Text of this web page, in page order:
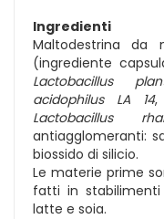
Ingredienti
Maltodestrina da
(ingrediente
Lactobacillus
acidophilus LA 14,
Lactobacillus
antiagglomeranti:
biossido di silicio.
Le materie prime
fatti in
latte e soia.